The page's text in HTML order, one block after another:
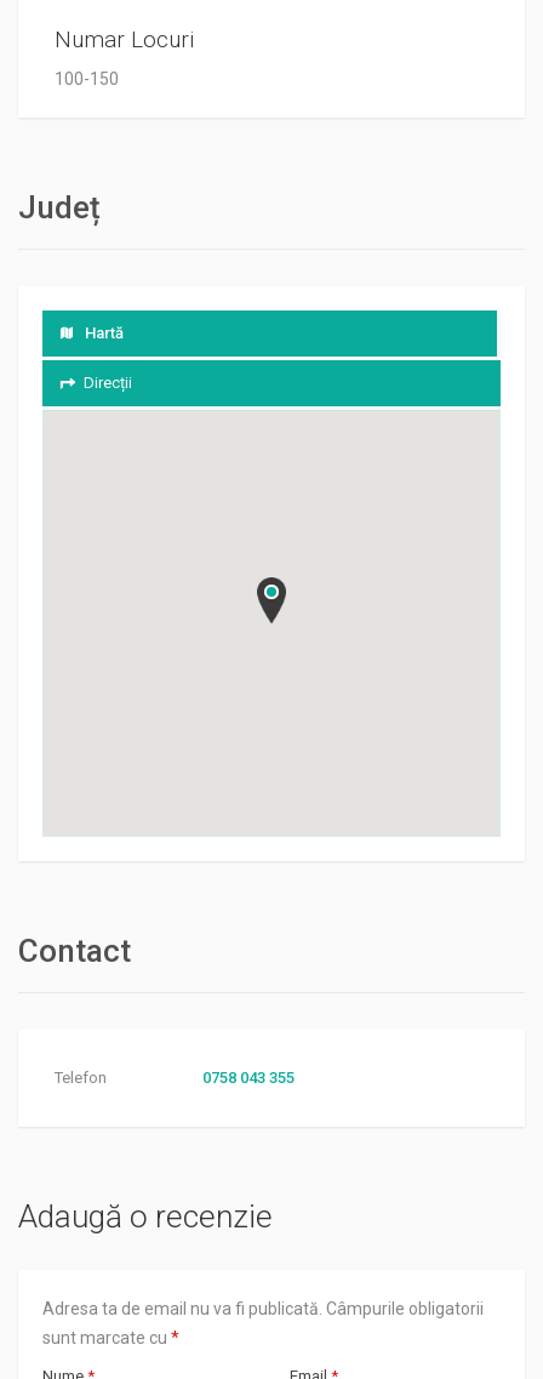
Numar Locuri
100-150
Județ
Hartă
Direcții
Contact
Telefon 0758 043 355
Adaugă o recenzie
Adresa ta de email nu va fi publicată. Câmpurile obligatorii
sunt marcate cu *